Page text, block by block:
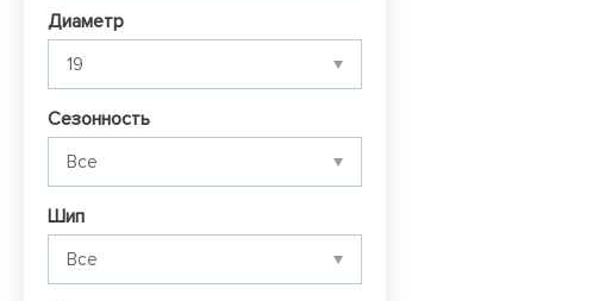
Диаметр
Сезонность
Шип